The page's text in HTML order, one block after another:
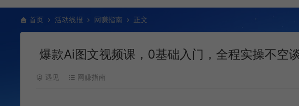
首页 活动线报 网赚指南 正文
爆款Ai图文视频课，0基础入门，全程实操不空
遇见 网赚指南